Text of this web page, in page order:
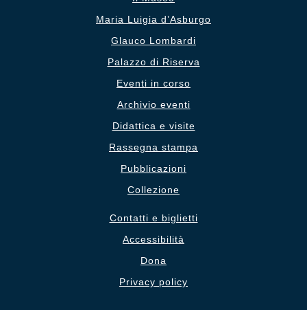
Maria Luigia d’Asburgo
Glauco Lombardi
Palazzo di Riserva
Eventi in corso
Archivio eventi
Didattica e visite
Rassegna stampa
Pubblicazioni
Collezione
Contatti e biglietti
Accessibilità
Dona
Privacy policy